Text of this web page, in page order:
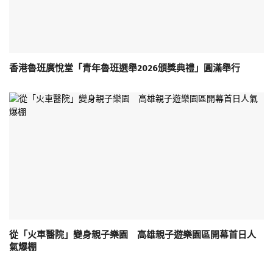
香港魯班廣悅堂「青年魯班選舉2026頒獎典禮」圓滿舉行
從「火車醫院」變身親子樂園 高雄親子遊樂園區開幕首日人
氣爆棚